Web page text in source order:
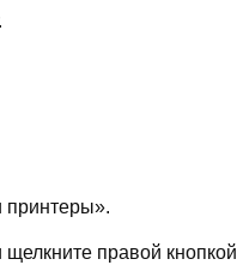
принтеры».
правой кнопкой